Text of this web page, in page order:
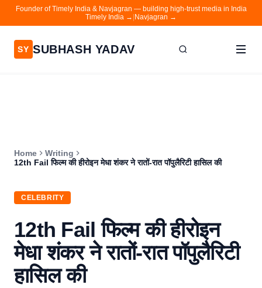
Founder of Timely India & Navjagran — building high-trust media in India
Timely India → Navjagran →
SY SUBHASH YADAV
Contact
Navjagran
Home
Writing
12th Fail फिल्म की हीरोइन मेधा शंकर ने रातों-रात पॉपुलैरिटी हासिल की
CELEBRITY
12th Fail फिल्म की हीरोइन
मेधा शंकर ने रातों-रात पॉपुलैरिटी
हासिल की